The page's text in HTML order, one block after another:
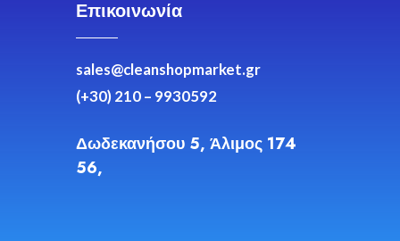
Επικοινωνία
sales@cleanshopmarket.gr
(+30) 210 – 9930592
Δωδεκανήσου 5, Άλιμος 174
56,